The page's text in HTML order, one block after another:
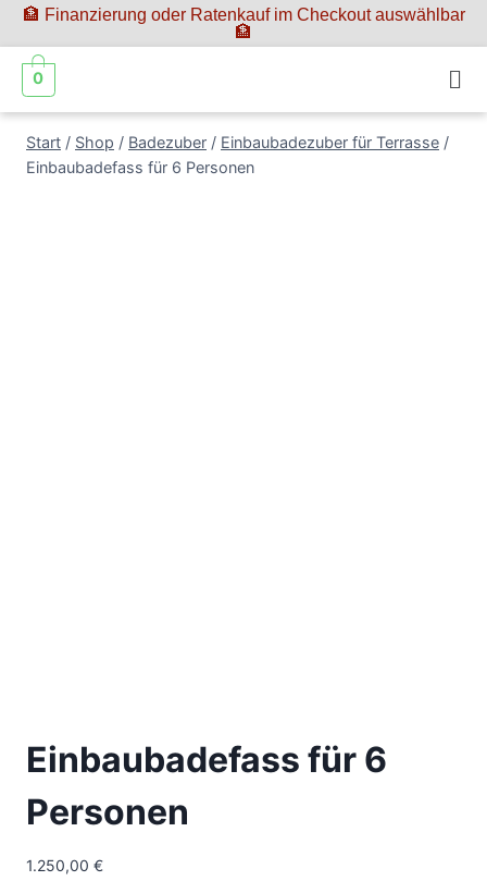
🏦 Finanzierung oder Ratenkauf im Checkout auswählbar
🏦
0
Start / Shop / Badezuber / Einbaubadezuber für Terrasse /
Einbaubadefass für 6 Personen
Einbaubadefass für 6
Personen
1.250,00 €